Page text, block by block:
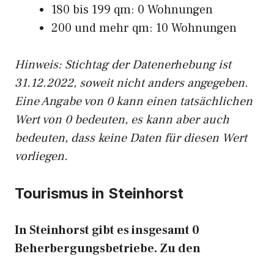
180 bis 199 qm: 0 Wohnungen
200 und mehr qm: 10 Wohnungen
Hinweis: Stichtag der Datenerhebung ist
31.12.2022, soweit nicht anders angegeben.
Eine Angabe von 0 kann einen tatsächlichen
Wert von 0 bedeuten, es kann aber auch
bedeuten, dass keine Daten für diesen Wert
vorliegen.
Tourismus in Steinhorst
In Steinhorst gibt es insgesamt 0
Beherbergungsbetriebe. Zu den